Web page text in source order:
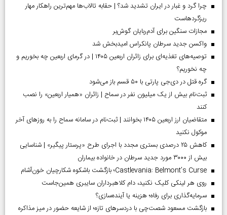
چرا گرد و غبار در ایران تشدید شد؟ | حقابه تالاب‌ها مهم‌ترین راهکار مهار
ریزگردهاست
مجازات سنگین برای آدم‌ربایان گوش‌بر
واکسن جدید سرطان پانکراس امیدبخش شد
توصیه‌های تغذیه‌ای برای زائران اربعین ۱۴۰۵ | در گرمای اربعین چه بخوریم و
چه نخوریم؟
گره قتل در دی‌جی پارتی با ۵۰ قسم باز می‌شود
ثبت‌نام بیش از یک میلیون نفر در سماح | زائران «همیار اربعین» را نصب
کنند
متقاضیان ارز اربعین ۱۴۰۵ بخوانند | ثبت‌نام در سامانه سماح را به روز‌های آخر
موکول نکنید
کاهش ۲۵ درصدی بستری مجدد با اجرای طرح «پرستار پیگیر» | شناسایی
بیش از ۳۰۰۰ مورد جدید سرطان در خانواده بیماران
Castlevania: Belmont’s Curse؛ بازگشت باشکوه شکارچیان خون‌آشام
روی هر لینکی کلیک نکنید، دام کلاهبرداران سایبری همین‌جاست
سرمایه‌گذاری برای رفاه؛ هزینه یا آینده‌سازی؟
بازگشت مسعود شصت‌چی با دردسر‌های تازه؛ از شایعه حضور در میز مذاکره